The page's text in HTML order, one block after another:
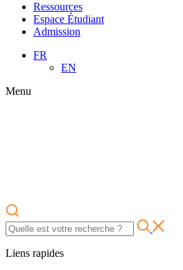
Ressources
Espace Étudiant
Admission
FR
EN
Menu
Liens rapides